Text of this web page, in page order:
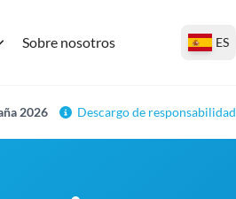
Sobre nosotros ES
2026 Descargo de responsabilidad